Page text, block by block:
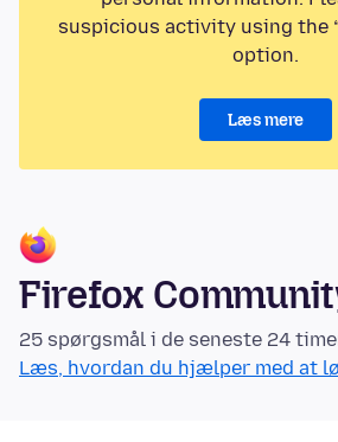
suspicious activity using the
option.
Læs mere
Firefox
25 spørgsmål i de seneste 24
Læs, hvordan du hjælper med at